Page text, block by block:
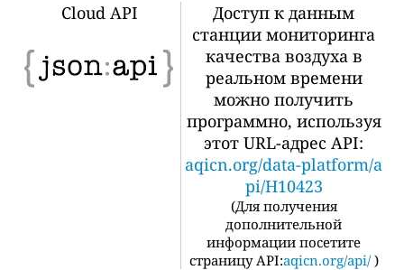
Cloud API
Доступ к данным
станции мониторинга
качества воздуха в
реальном времени
можно получить
программно, используя
этот URL-адрес API:
aqicn.org/data-platform/a
pi/H10423
(Для получения
дополнительной
информации посетите
страницу API:aqicn.org/api/ )